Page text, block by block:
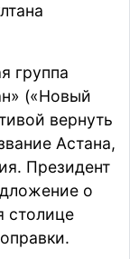
группа
(«Новый
вернуть
Астана,
Президент
о
столице